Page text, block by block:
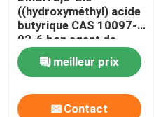
((hydroxyméthyl) acide
butyrique CAS 10097-
02-6 bon agent de
liaison croisée et
hydrophile ou utilisé
pour produire un
système à haute
molécule à base d'eau
meilleur prix
Contact